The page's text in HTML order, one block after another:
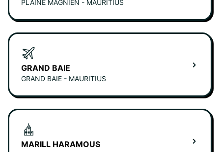
PLAINE MAGNIEN - MAURITIUS
GRAND BAIE
GRAND BAIE - MAURITIUS
MARILL HARAMOUS